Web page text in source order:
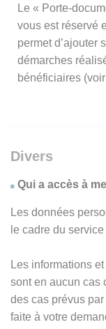
Le « Porte-
vous est réservé
permet d’ajouter
démarches
bénéficiaires
Divers
Qui a accès à
Les données
le cadre du
Les informations
sont en aucun cas
des cas prévus
faite à votre